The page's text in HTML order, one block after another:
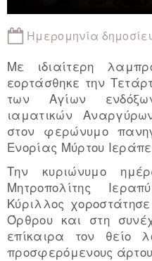
Ημερομηνία
Με ιδιαίτερη
εορτάσθηκε την
των Αγίων
ιαματικών
στον φερώνυμο
Ενορίας Μύρτου
Την κυριώνυμο
Μητροπολίτης
Κύριλλος
Όρθρου και στη
επίκαιρα τον θείο
προσφερόμενους